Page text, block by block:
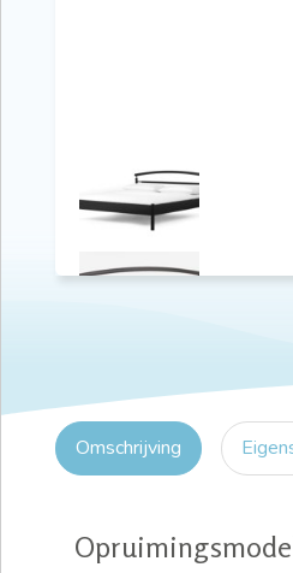
Omschrijving